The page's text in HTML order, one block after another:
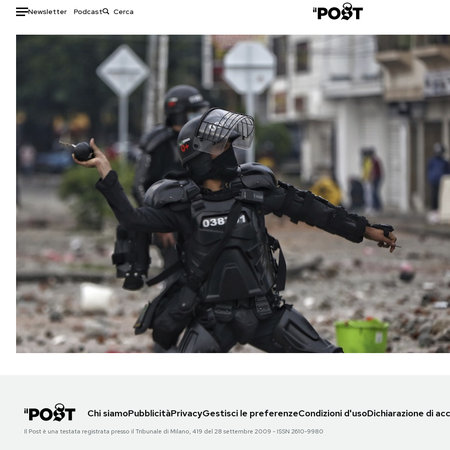
Newsletter Podcast
Auto
Tecnologia
Internet
Scienza
Cultura
Sport
Moda
Libri
Storie/Idee
Ok Boomer!
Media
Altrecose
Mondiali calcio 2026
NEWSLETTER
I MIEI PREFERITI
SHOP
AREA PERSONALE
Area Personale
Chi siamoPubblicitàPrivacyGestisci le preferenzeCondizioni d'usoDichiarazione di
Il Post è una testata registrata presso il Tribunale di Milano, 419 del 28 settembre 2009 - ISSN 2610-9980